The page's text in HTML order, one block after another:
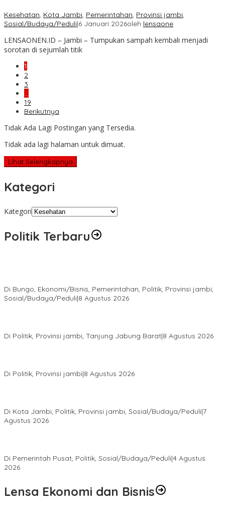
Kesehatan, Kota Jambi, Pemerintahan, Provinsi jambi,
Sosial/Budaya/Peduli|6 Januari 2026oleh lensaone
LENSAONEN.ID – Jambi – Tumpukan sampah kembali menjadi
sorotan di sejumlah titik
1
2
3
…
19
Berikutnya
Tidak Ada Lagi Postingan yang Tersedia.
Tidak ada lagi halaman untuk dimuat.
Lihat Selengkapnya
Kategori
Kategori
Politik Terbaru
Di Bungo, Ekonomi/Bisnis, Pemerintahan, Politik, Provinsi jambi,
Sosial/Budaya/Peduli|8 Agustus 2026
Di Politik, Provinsi jambi, Tanjung Jabung Barat|8 Agustus 2026
Di Politik, Provinsi jambi|8 Agustus 2026
Di Kota Jambi, Politik, Provinsi jambi, Sosial/Budaya/Peduli|7
Agustus 2026
Di Pemerintah Pusat, Politik, Sosial/Budaya/Peduli|4 Agustus
2026
Lensa Ekonomi dan Bisnis